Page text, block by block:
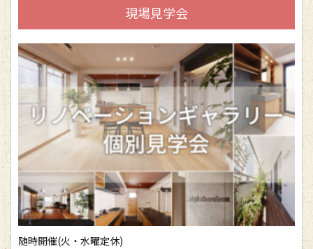
現場見学会
随時開催(火・水曜定休)